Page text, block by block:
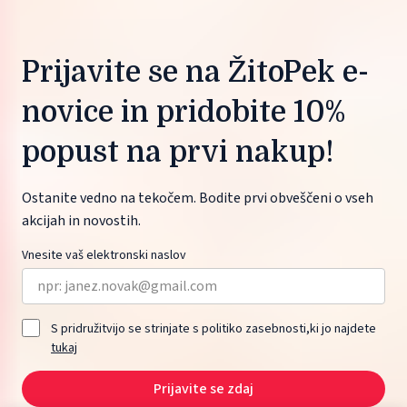
Prijavite se na ŽitoPek e-
novice in pridobite 10%
popust na prvi nakup!
Ostanite vedno na tekočem. Bodite prvi obveščeni o vseh
akcijah in novostih.
Vnesite vaš elektronski naslov
S pridružitvijo se strinjate s politiko zasebnosti,ki jo najdete
tukaj
Prijavite se zdaj